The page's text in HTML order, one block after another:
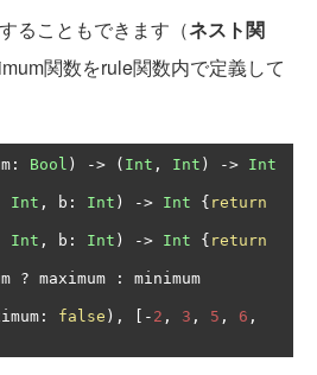
ることもできます（ネスト関
関数をrule関数内で定義して
: Bool ) -> ( Int , Int ) -> Int
Int , b : Int ) -> Int { return
Int , b : Int ) -> Int { return
? maximum :
: false ), [- 2 , 3 , 5 , 6 ,